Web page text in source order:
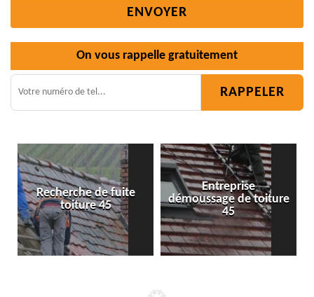
On vous rappelle gratuitement
fuite
Entreprise
démoussage de toiture
45
Isolation toiture